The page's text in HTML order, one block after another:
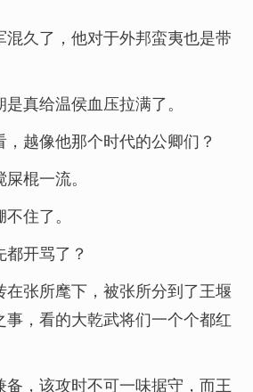
混久了，他对于外邦蛮夷也是带
真给温侯血压拉满了。
越像他那个时代的公卿们？
棍一流。
住了。
开骂了？
在张所麾下，被张所分到了王堰
，看的大乾武将们一个个都红
备，该攻时不可一味据守，而王